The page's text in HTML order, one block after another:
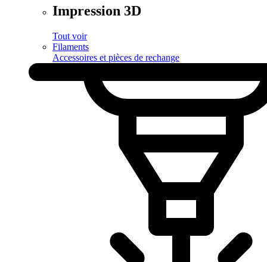
Impression 3D
Tout voir
Filaments
Accessoires et pièces de rechange